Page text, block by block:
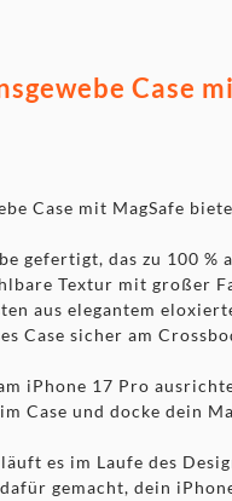
Case
Case mit MagSafe
gefertigt, das zu 100
Textur mit großer
aus elegantem
Case sicher am
iPhone 17 Pro
Case und docke dein
es im Laufe des
gemacht, dein